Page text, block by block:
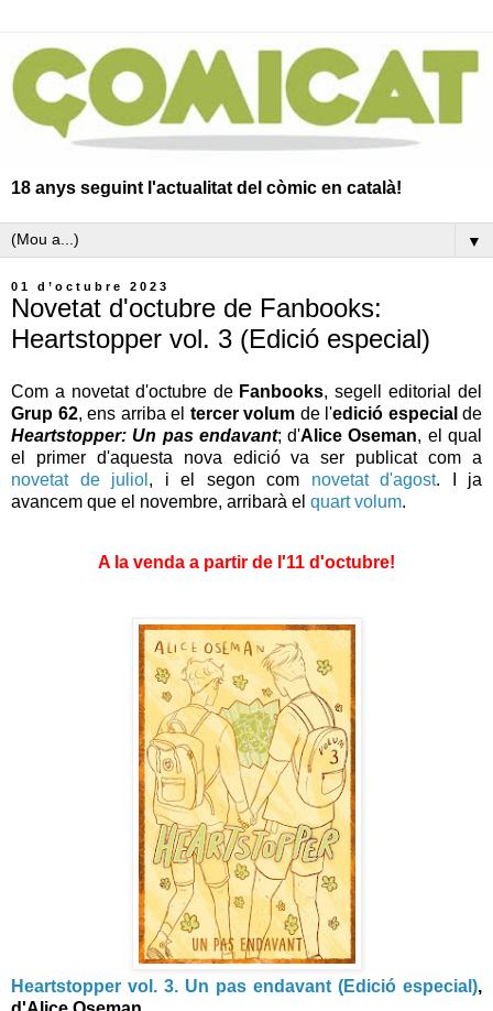
18 anys seguint l'actualitat del còmic en català!
▼
01 d’octubre 2023
Novetat d'octubre de Fanbooks:
Heartstopper vol. 3 (Edició especial)
Com a novetat d'octubre de Fanbooks, segell editorial del
Grup 62, ens arriba el tercer volum de l'edició especial de
Heartstopper: Un pas endavant; d'Alice Oseman, el qual
el primer d'aquesta nova edició va ser publicat com a
novetat de juliol , i el segon com novetat d'agost. I ja
avancem que el novembre, arribarà el quart volum.
A la venda a partir de l'11 d'octubre!
Heartstopper vol. 3. Un pas endavant (Edició especial),